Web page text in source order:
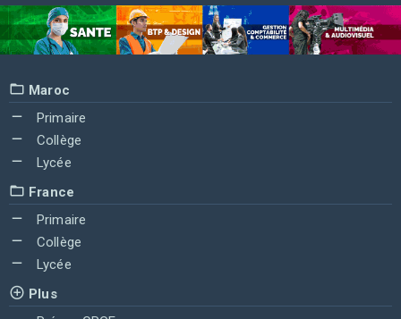
Maroc
Primaire
Collège
Lycée
France
Primaire
Collège
Lycée
Plus